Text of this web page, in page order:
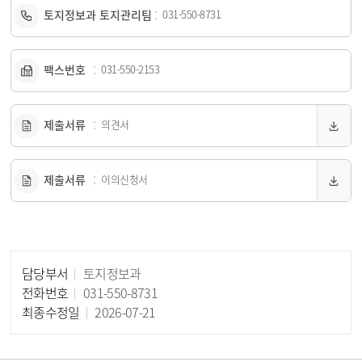
토지정보과 토지관리팀 031-550-8731
팩스번호 031-550-2153
제출서류 의견서
제출서류 이의신청서
담당부서
토지정보과
전화번호
031-550-8731
최종수정일
2026-07-21